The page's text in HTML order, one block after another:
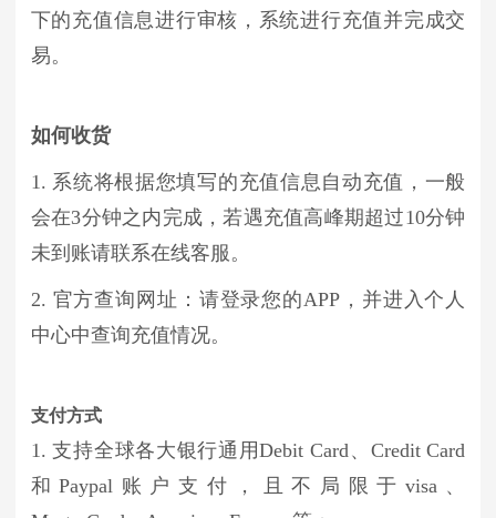
下的充值信息进行审核，系统进行充值并完成交
易。
如何收货
1. 系统将根据您填写的充值信息自动充值，一般
会在3分钟之内完成，若遇充值高峰期超过10分钟
未到账请联系在线客服。
2. 官方查询网址：请登录您的APP，并进入个人
中心中查询充值情况。
支付方式
1. 支持全球各大银行通用Debit Card、Credit Card
和Paypal账户支付，且不局限于visa、